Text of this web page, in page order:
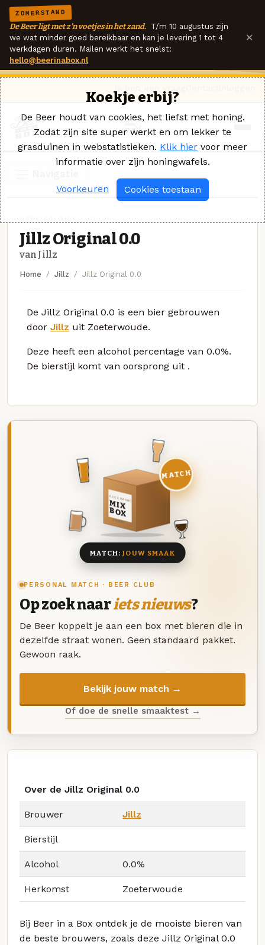
ZOMERSTAND
De Beer ligt met z'n voetjes in het zand. T/m 10 augustus zijn
we wat minder goed bereikbaar en kan je levering 1 tot 4
werkdagen duren. Mailen werkt het snelst:
hello@beerinabox.nl
×
Jillz Original 0.0
van Jillz
Home Jillz Jillz Original 0.0
De Jillz Original 0.0 is een bier gebrouwen
door Jillz uit Zoeterwoude.
Deze heeft een alcohol percentage van 0.0%.
De bierstijl komt van oorsprong uit .
PERSONAL MATCH · BEER CLUB
Op zoek naariets nieuws?
De Beer koppelt je aan een box met bieren die in
dezelfde straat wonen. Geen standaard pakket.
Gewoon raak.
Bekijk jouw match →
Of doe de snelle smaaktest →
DEZE MAAND
MIX
BOX
8 BIEREN
MATCH
MATCH:JOUW SMAAK
Over de Jillz Original 0.0
Brouwer Jillz
Bierstijl
Alcohol 0.0%
Herkomst Zoeterwoude
Bij Beer in a Box ontdek je de mooiste bieren van
de beste brouwers, zoals deze Jillz Original 0.0
Koekje erbij?
De Beer houdt van cookies, het liefst met honing.
Zodat zijn site super werkt en om lekker te
grasduinen in webstatistieken. Klik hier voor meer
informatie over zijn honingwafels.
Voorkeuren Cookies toestaan